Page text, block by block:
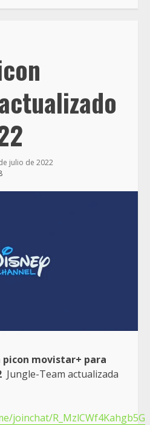
julio de 2022
movistar+ para
Jungle-Team actualizada
joinchat/R_MzlCWf4Kahgb5G